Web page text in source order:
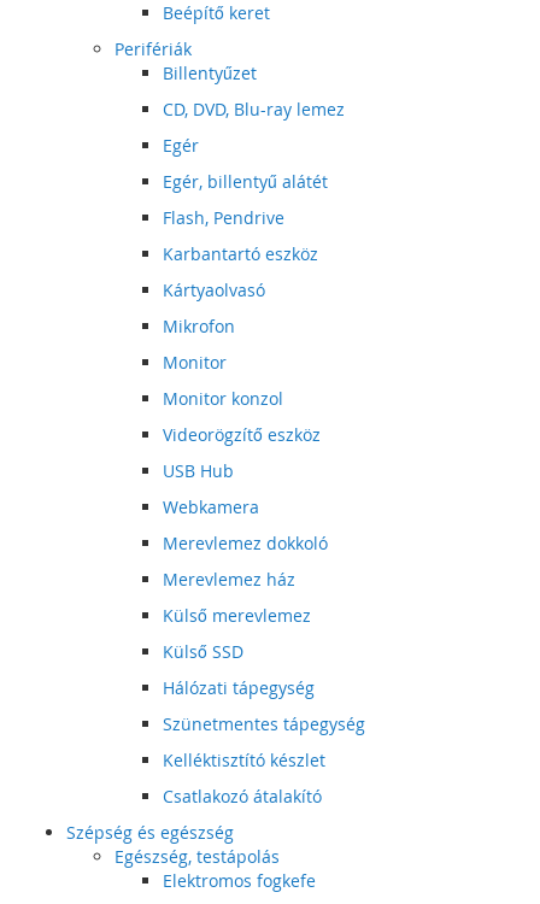
Beépítő keret
Perifériák
Billentyűzet
CD, DVD, Blu-ray lemez
Egér
Egér, billentyű alátét
Flash, Pendrive
Karbantartó eszköz
Kártyaolvasó
Mikrofon
Monitor
Monitor konzol
Videorögzítő eszköz
USB Hub
Webkamera
Merevlemez dokkoló
Merevlemez ház
Külső merevlemez
Külső SSD
Hálózati tápegység
Szünetmentes tápegység
Kelléktisztító készlet
Csatlakozó átalakító
Szépség és egészség
Egészség, testápolás
Elektromos fogkefe